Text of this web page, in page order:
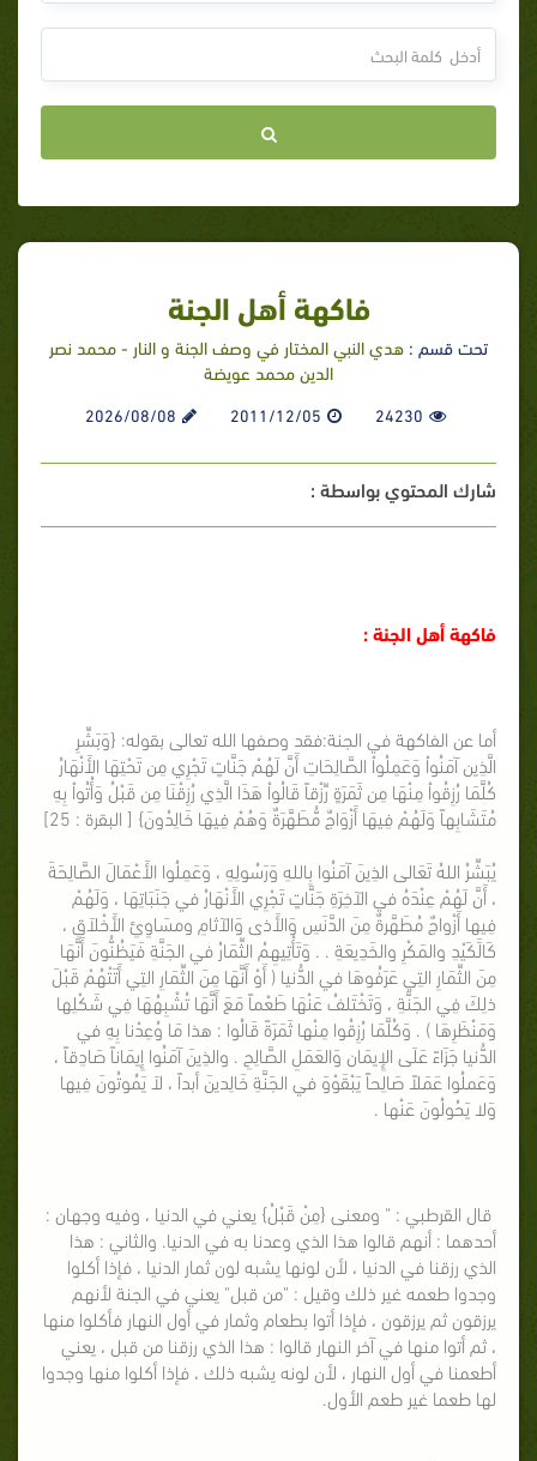
فاكهة أهل الجنة
تحت قسم : هدي النبي المختار في وصف الجنة و النار - محمد نصر
الدين محمد عويضة
24230
2011/12/05
2026/08/08
شارك المحتوي بواسطة :
فاكهة أهل الجنة :
أما عن الفاكهة في الجنة:فقد وصفها الله تعالى بقوله: {وَبَشِّرِ
الَّذِين آمَنُواْ وَعَمِلُواْ الصَّالِحَاتِ أَنَّ لَهُمْ جَنَّاتٍ تَجْرِي مِن تَحْتِهَا الأَنْهَارُ
كُلَّمَا رُزِقُواْ مِنْهَا مِن ثَمَرَةٍ رِّزْقاً قَالُواْ هَذَا الَّذِي رُزِقْنَا مِن قَبْلُ وَأُتُواْ بِهِ
مُتَشَابِهاً وَلَهُمْ فِيهَا أَزْوَاجٌ مُّطَهَّرَةٌ وَهُمْ فِيهَا خَالِدُونَ} [ البقرة : 25]
يُبَشِّرُ اللهُ تَعَالى الذِينَ آمَنُوا بِاللهِ وَرَسُولِهِ ، وَعَمِلُوا الأَعْمَالَ الصَّالِحَةَ
، أَنَّ لَهُمْ عِنْدَهُ في الآخِرَةِ جَنَّاتٍ تَجْرِي الأَنْهَارُ في جَنَبَاتِهَا ، وَلَهُمْ
فِيها أَزْواجٌ مُطَهَّرةٌ مِنَ الدَّنَسِ وَالأَذى وَالآثامِ ومسَاوِئِ الأَخْلاَقِ ،
كَالََكَيْدِ والمَكْرِ والخَدِيعَةِ . . وَتَأْتِيهِمُ الثِّمَارُ في الجَنَّةِ فَيَظُنُّونَ أَنَّهَا
مِنَ الثِّمَارِ التِي عَرَفُوهَا في الدُّنيا ( أَوْ أَنَّهَا مِنَ الثِّمَارِ التِي أَتَتْهُمْ قَبْلَ
ذلِكَ فِي الجَنَّةِ ، وَتَخْتَلفُ عَنْهَا طَعْماً مَعَ أَنَّهَا تُشْبِهُهَا فِي شَكْلِها
وَمَنْظَرِهَا ) . وَكُلَّمَا رُزِقُوا مِنْها ثَمَرَةً قَالُوا : هذا مَا وُعِدْنا بِهِ في
الدُّنيا جَزَاءً عَلَى الإِيمَان وَالعَمَلِ الصَّالِحِ . والذِينَ آمَنُوا إِيمَاناً صَادِقاً ،
وَعَملُوا عَمَلاً صَالِحاً يَبْقَوْوَ في الجَنَّةِ خَالِدينَ أبداً ، لاَ يَمُوتُونَ فِيها
وَلا يَحُولُونَ عَنْها .
قال القرطبي : " ومعنى {مِنْ قَبْلُ} يعني في الدنيا ، وفيه وجهان :
أحدهما : أنهم قالوا هذا الذي وعدنا به في الدنيا. والثاني : هذا
الذي رزقنا في الدنيا ، لأن لونها يشبه لون ثمار الدنيا ، فإذا أكلوا
وجدوا طعمه غير ذلك وقيل : "من قبل" يعني في الجنة لأنهم
يرزقون ثم يرزقون ، فإذا أتوا بطعام وثمار في أول النهار فأكلوا منها
، ثم أتوا منها في آخر النهار قالوا : هذا الذي رزقنا من قبل ، يعني
أطعمنا في أول النهار ، لأن لونه يشبه ذلك ، فإذا أكلوا منها وجدوا
لها طعما غير طعم الأول.